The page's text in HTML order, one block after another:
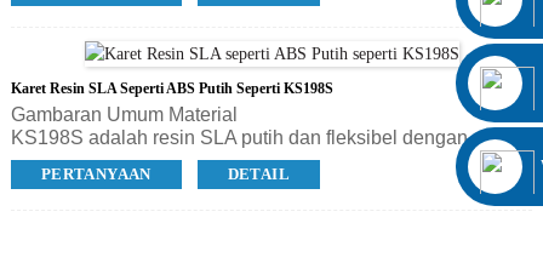
cepat dan mudah digunakan. Aplikasi idealnya adalah untuk
rakitan transparan, botol, tabung, lensa otomotif, komponen
penerangan, analisis aliran fluida, dan lain-lain, serta
prototipe fungsional yang tangguh.
Karet Resin SLA Seperti ABS Putih Seperti KS198S
Gambaran Umum Material
KS198S adalah resin SLA putih dan fleksibel dengan
karakteristik ketangguhan tinggi, elastisitas tinggi, dan
sentuhan lembut. Resin ini ideal untuk mencetak prototipe
sepatu, pembungkus karet, model biomedis, dan bagian-
PERTANYAAN DETAIL